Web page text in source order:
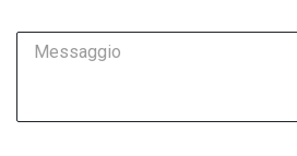
Messaggio